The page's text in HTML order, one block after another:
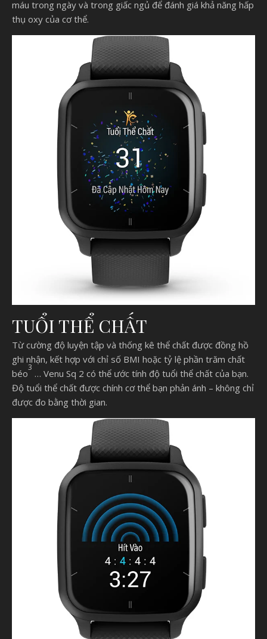
máu trong ngày và trong giấc ngủ để đánh giá khả năng hấp
thụ oxy của cơ thể.
TUỔI THỂ CHẤT
Từ cường độ luyện tập và thống kê thể chất được đồng hồ
ghi nhận, kết hợp với chỉ số BMI hoặc tỷ lệ phần trăm chất
béo
3
… Venu Sq 2 có thể ước tính độ tuổi thể chất của bạn.
Độ tuổi thể chất được chính cơ thể bạn phản ánh – không chỉ
được đo bằng thời gian.